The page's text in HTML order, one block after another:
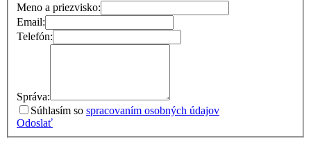
Meno a priezvisko:
Email:
Telefón:
Správa:
Súhlasím so spracovaním osobných údajov
Odoslať